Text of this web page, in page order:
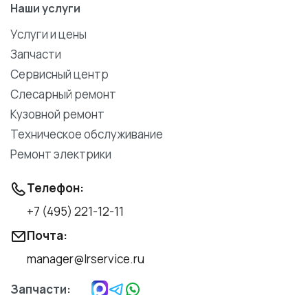
Наши услуги
Услуги и цены
Запчасти
Сервисный центр
Слесарный ремонт
Кузовной ремонт
Техническое обслуживание
Ремонт электрики
Телефон:
+7 (495) 221-12-11
Почта:
manager@lrservice.ru
Запчасти: